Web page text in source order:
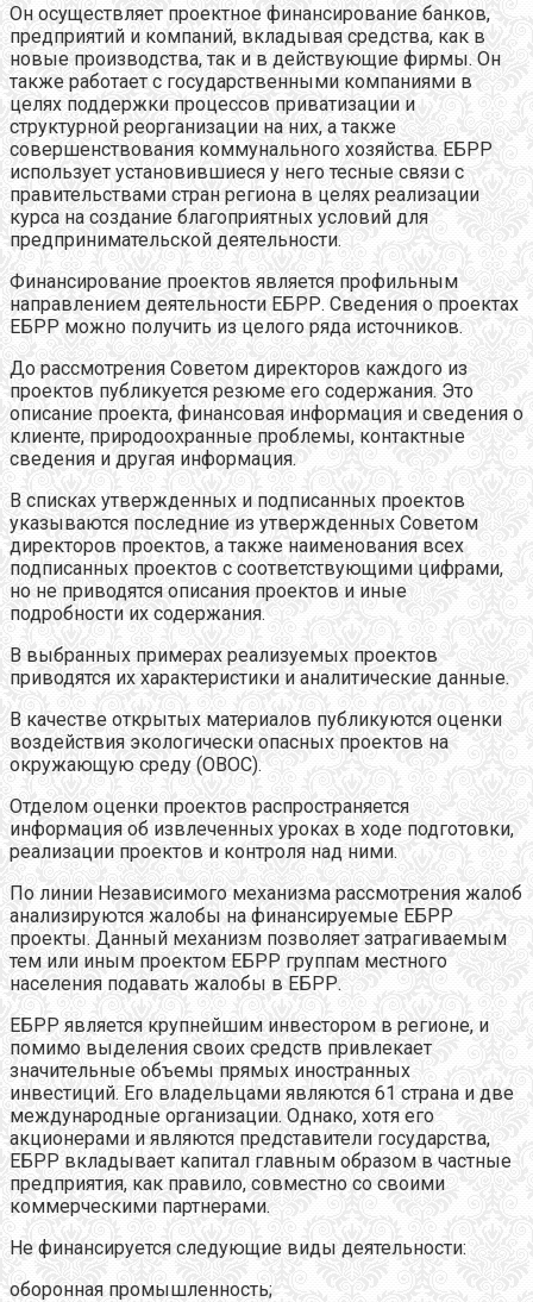
Он осуществляет проектное финансирование банков,
предприятий и компаний, вкладывая средства, как в
новые производства, так и в действующие фирмы. Он
также работает с государственными компаниями в
целях поддержки процессов приватизации и
структурной реорганизации на них, а также
совершенствования коммунального хозяйства. ЕБРР
использует установившиеся у него тесные связи с
правительствами стран региона в целях реализации
курса на создание благоприятных условий для
предпринимательской деятельности.
Финансирование проектов является профильным
направлением деятельности ЕБРР. Сведения о проектах
ЕБРР можно получить из целого ряда источников.
До рассмотрения Советом директоров каждого из
проектов публикуется резюме его содержания. Это
описание проекта, финансовая информация и сведения о
клиенте, природоохранные проблемы, контактные
сведения и другая информация.
В списках утвержденных и подписанных проектов
указываются последние из утвержденных Советом
директоров проектов, а также наименования всех
подписанных проектов с соответствующими цифрами,
но не приводятся описания проектов и иные
подробности их содержания.
В выбранных примерах реализуемых проектов
приводятся их характеристики и аналитические данные.
В качестве открытых материалов публикуются оценки
воздействия экологически опасных проектов на
окружающую среду (ОВОС).
Отделом оценки проектов распространяется
информация об извлеченных уроках в ходе подготовки,
реализации проектов и контроля над ними.
По линии Независимого механизма рассмотрения жалоб
анализируются жалобы на финансируемые ЕБРР
проекты. Данный механизм позволяет затрагиваемым
тем или иным проектом ЕБРР группам местного
населения подавать жалобы в ЕБРР.
ЕБРР является крупнейшим инвестором в регионе, и
помимо выделения своих средств привлекает
значительные объемы прямых иностранных
инвестиций. Его владельцами являются 61 страна и две
международные организации. Однако, хотя его
акционерами и являются представители государства,
ЕБРР вкладывает капитал главным образом в частные
предприятия, как правило, совместно со своими
коммерческими партнерами.
Не финансируется следующие виды деятельности:
оборонная промышленность;